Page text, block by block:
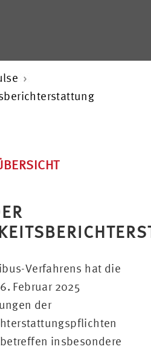
Verfahrens hat die
Februar 2025
der
insbesondere